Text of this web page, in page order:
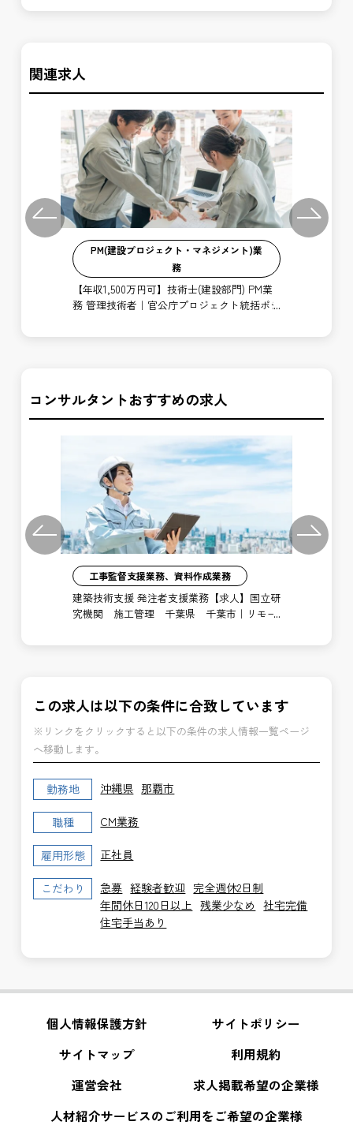
関連求人
Previous
PM(建設プロジェクト・マネジメント)業
務
【年収1,500万円可】技術士(建設部門) PM業
務 管理技術者｜官公庁プロジェクト統括ポジ
Next
コンサルタントおすすめの求人
Previous
工事監督支援業務、資料作成業務
建築技術支援 発注者支援業務【求人】国立研
究機関 施工管理 千葉県 千葉市｜リモー
Next
この求人は以下の条件に合致しています
※リンクをクリックすると以下の条件の求人情報一覧ページ
へ移動します。
勤務地 沖縄県 那覇市
職種 CM業務
雇用形態 正社員
こだわり 急募 経験者歓迎 完全週休2日制
年間休日120日以上 残業少なめ
社宅完備
住宅手当あり
個人情報保護方針
サイトポリシー
サイトマップ
利用規約
運営会社
求人掲載希望の企業様
人材紹介サービスのご利用をご希望の企業様